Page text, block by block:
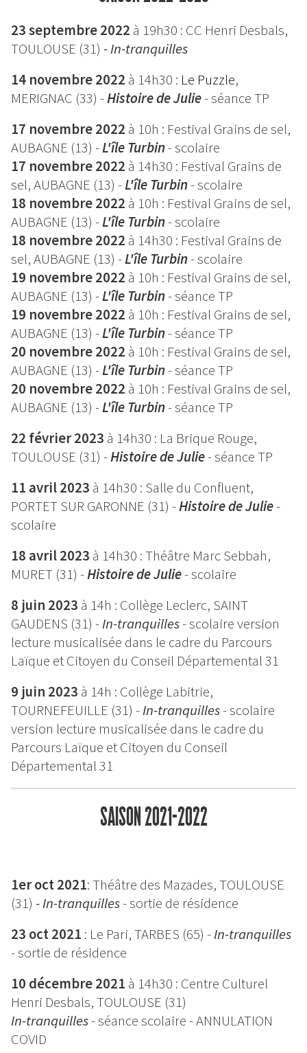
23 septembre 2022 à 19h30 : CC Henri Desbals,
TOULOUSE (31) - In-tranquilles
14 novembre 2022 à 14h30 : Le Puzzle,
MERIGNAC (33) -Histoire de Julie- séance TP
17 novembre 2022 à 10h : Festival Grains de sel,
AUBAGNE (13) -L'île Turbin- scolaire
17 novembre 2022 à 14h30 : Festival Grains de
sel, AUBAGNE (13) -L'île Turbin- scolaire
18 novembre 2022 à 10h : Festival Grains de sel,
AUBAGNE (13) -L'île Turbin- scolaire
18 novembre 2022 à 14h30 : Festival Grains de
sel, AUBAGNE (13) -L'île Turbin- scolaire
19 novembre 2022 à 10h : Festival Grains de sel,
AUBAGNE (13) -L'île Turbin- séance TP
19 novembre 2022 à 10h : Festival Grains de sel,
AUBAGNE (13) -L'île Turbin- séance TP
20 novembre 2022 à 10h : Festival Grains de sel,
AUBAGNE (13) -L'île Turbin- séance TP
20 novembre 2022 à 10h : Festival Grains de sel,
AUBAGNE (13) -L'île Turbin- séance TP
22 février 2023 à 14h30 : La Brique Rouge,
TOULOUSE (31) -Histoire de Julie- séance TP
11 avril 2023 à 14h30 : Salle du Confluent,
PORTET SUR GARONNE (31) -Histoire de Julie-
scolaire
18 avril 2023 à 14h30 : Théâtre Marc Sebbah,
MURET (31) -Histoire de Julie- scolaire
8 juin 2023 à 14h : Collège Leclerc, SAINT
GAUDENS (31) -In-tranquilles- scolaire version
lecture musicalisée dans le cadre du Parcours
Laïque et Citoyen du Conseil Départemental 31
9 juin 2023 à 14h : Collège Labitrie,
TOURNEFEUILLE (31) -In-tranquilles- scolaire
version lecture musicalisée dans le cadre du
Parcours Laïque et Citoyen du Conseil
Départemental 31
SAISON 2021-2022
1er oct 2021: Théâtre des Mazades, TOULOUSE
(31) - In-tranquilles- sortie de résidence
23 oct 2021 : Le Pari, TARBES (65) -In-tranquilles
- sortie de résidence
10 décembre 2021 à 14h30 : Centre Culturel
Henri Desbals, TOULOUSE (31)
In-tranquilles- séance scolaire - ANNULATION
COVID